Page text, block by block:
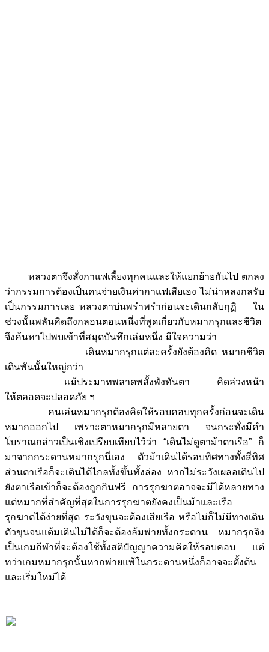
หลวงตาจึงสั่งกาแฟเลี้ยงทุกคนและให้แยกย้ายกันไป ตกลง
ว่ากรรมการต้องเป็นคนจ่ายเงินค่ากาแฟเสียเอง ไม่น่าหลงกลรับ
เป็นกรรมการเลย หลวงตาบ่นพรำพรำก่อนจะเดินกลับกุฏิ ใน
ช่วงนั้นพลันคิดถึงกลอนตอนหนึ่งที่พูดเกี่ยวกับหมากรุกและชีวิต
จึงค้นหาไปพบเข้าที่สมุดบันทึกเล่มหนึ่ง มีใจความว่า
เดินหมากรุกแต่ละครั้งยังต้องคิด หมากชีวิต
เดินพันนั้นใหญ่กว่า
แม้ประมาทพลาดพลั้งพังทันตา คิดล่วงหน้า
ให้ตลอดจะปลอดภัย ฯ
คนเล่นหมากรุกต้องคิดให้รอบคอบทุกครั้งก่อนจะเดิน
หมากออกไป เพราะตาหมากรุกมีหลายตา จนกระทั่งมีคำ
โบราณกล่าวเป็นเชิงเปรียบเทียบไว้ว่า “เดินไม่ดูตาม้าตาเรือ” ก็
มาจากกระดานหมากรุกนี่เอง ตัวม้าเดินได้รอบทิศทางทั้งสี่ทิศ
ส่วนตาเรือก็จะเดินได้ไกลทั้งขึ้นทั้งล่อง หากไม่ระวังเผลอเดินไป
ยังตาเรือเข้าก็จะต้องถูกกินฟรี การรุกฆาตอาจจะมีได้หลายทาง
แต่หมากที่สำคัญที่สุดในการรุกฆาตยังคงเป็นม้าและเรือ
รุกฆาตได้ง่ายที่สุด ระวังขุนจะต้องเสียเรือ หรือไม่ก็ไม่มีทางเดิน
ตัวขุนจนแต้มเดินไม่ได้ก็จะต้องล้มพ่ายทั้งกระดาน หมากรุกจึง
เป็นเกมกีฬาที่จะต้องใช้ทั้งสติปัญญาความคิดให้รอบคอบ แต่
ทว่าเกมหมากรุกนั้นหากพ่ายแพ้ในกระดานหนึ่งก็อาจจะตั้งต้น
และเริ่มใหม่ได้